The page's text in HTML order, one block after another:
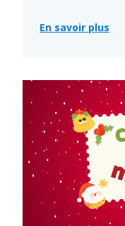
En savoir plus
2027